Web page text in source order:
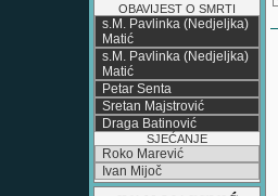
OBAVIJEST O SMRTI
s.M. Pavlinka (Nedjeljka)
Matić
s.M. Pavlinka (Nedjeljka)
Matić
Petar Senta
Sretan Majstrović
Draga Batinović
SJEĆANJE
Roko Marević
Ivan Mijoč